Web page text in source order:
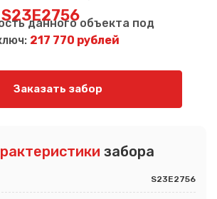
данного объекта под
217 770 рублей
Заказать забор
забора
S23E2756